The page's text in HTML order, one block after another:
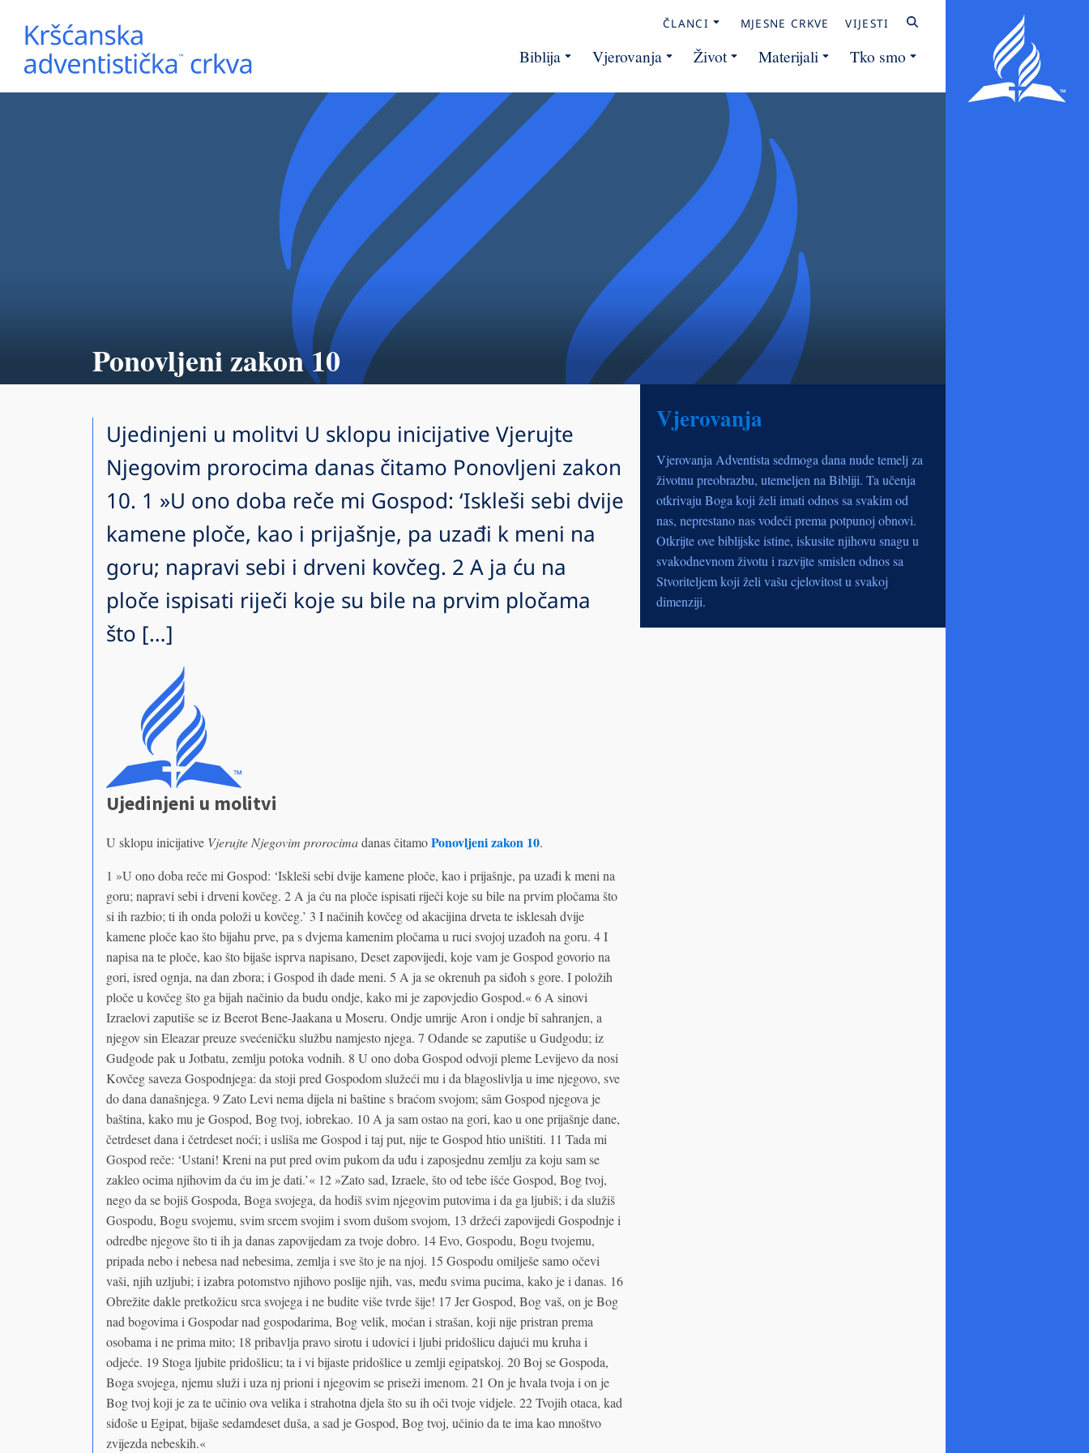
ČLANCI MJESNE CRKVE VIJESTI
Biblija Vjerovanja Život Materijali Tko smo
Ponovljeni zakon 10
Ujedinjeni u molitvi U sklopu inicijative Vjerujte
Njegovim prorocima danas čitamo Ponovljeni zakon
10. 1 »U ono doba reče mi Gospod: ‘Iskleši sebi dvije
kamene ploče, kao i prijašnje, pa uzađi k meni na
goru; napravi sebi i drveni kovčeg. 2 A ja ću na
ploče ispisati riječi koje su bile na prvim pločama
što […]
Ujedinjeni u molitvi
U sklopu inicijative Vjerujte Njegovim prorocimadanas čitamoPonovljeni zakon 10.
1 »U ono doba reče mi Gospod: ‘Iskleši sebi dvije kamene ploče, kao i prijašnje, pa uzađi k meni na
goru; napravi sebi i drveni kovčeg. 2 A ja ću na ploče ispisati riječi koje su bile na prvim pločama što
si ih razbio; ti ih onda položi u kovčeg.’ 3 I načinih kovčeg od akacijina drveta te isklesah dvije
kamene ploče kao što bijahu prve, pa s dvjema kamenim pločama u ruci svojoj uzađoh na goru. 4 I
napisa na te ploče, kao što bijaše isprva napisano, Deset zapovijedi, koje vam je Gospod govorio na
gori, isred ognja, na dan zbora; i Gospod ih dade meni. 5 A ja se okrenuh pa siđoh s gore. I položih
ploče u kovčeg što ga bijah načinio da budu ondje, kako mi je zapovjedio Gospod.« 6 A sinovi
Izraelovi zaputiše se iz Beerot Bene-Jaakana u Moseru. Ondje umrije Aron i ondje bî sahranjen, a
njegov sin Eleazar preuze svećeničku službu namjesto njega. 7 Odande se zaputiše u Gudgodu; iz
Gudgode pak u Jotbatu, zemlju potoka vodnih. 8 U ono doba Gospod odvoji pleme Levijevo da nosi
Kovčeg saveza Gospodnjega: da stoji pred Gospodom služeći mu i da blagoslivlja u ime njegovo, sve
do dana današnjega. 9 Zato Levi nema dijela ni baštine s braćom svojom; sâm Gospod njegova je
baština, kako mu je Gospod, Bog tvoj, iobrekao. 10 A ja sam ostao na gori, kao u one prijašnje dane,
četrdeset dana i četrdeset noći; i usliša me Gospod i taj put, nije te Gospod htio uništiti. 11 Tada mi
Gospod reče: ‘Ustani! Kreni na put pred ovim pukom da uđu i zaposjednu zemlju za koju sam se
zakleo ocima njihovim da ću im je dati.’« 12 »Zato sad, Izraele, što od tebe išće Gospod, Bog tvoj,
nego da se bojiš Gospoda, Boga svojega, da hodiš svim njegovim putovima i da ga ljubiš; i da služiš
Gospodu, Bogu svojemu, svim srcem svojim i svom dušom svojom, 13 držeći zapovijedi Gospodnje i
odredbe njegove što ti ih ja danas zapovijedam za tvoje dobro. 14 Evo, Gospodu, Bogu tvojemu,
pripada nebo i nebesa nad nebesima, zemlja i sve što je na njoj. 15 Gospodu omilješe samo očevi
vaši, njih uzljubi; i izabra potomstvo njihovo poslije njih, vas, među svima pucima, kako je i danas. 16
Obrežite dakle pretkožicu srca svojega i ne budite više tvrde šije! 17 Jer Gospod, Bog vaš, on je Bog
nad bogovima i Gospodar nad gospodarima, Bog velik, moćan i strašan, koji nije pristran prema
osobama i ne prima mito; 18 pribavlja pravo sirotu i udovici i ljubi pridošlicu dajući mu kruha i
odjeće. 19 Stoga ljubite pridošlicu; ta i vi bijaste pridošlice u zemlji egipatskoj. 20 Boj se Gospoda,
Boga svojega, njemu služi i uza nj prioni i njegovim se priseži imenom. 21 On je hvala tvoja i on je
Bog tvoj koji je za te učinio ova velika i strahotna djela što su ih oči tvoje vidjele. 22 Tvojih otaca, kad
siđoše u Egipat, bijaše sedamdeset duša, a sad je Gospod, Bog tvoj, učinio da te ima kao mnoštvo
zvijezda nebeskih.«
Vjerovanja
Vjerovanja Adventista sedmoga dana nude temelj za
životnu preobrazbu, utemeljen na Bibliji. Ta učenja
otkrivaju Boga koji želi imati odnos sa svakim od
nas, neprestano nas vodeći prema potpunoj obnovi.
Otkrijte ove biblijske istine, iskusite njihovu snagu u
svakodnevnom životu i razvijte smislen odnos sa
Stvoriteljem koji želi vašu cjelovitost u svakoj
dimenziji.